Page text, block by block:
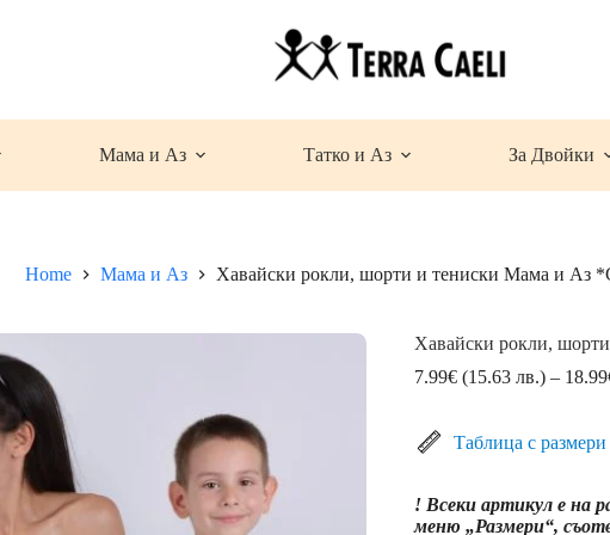
Мама и Аз Татко и Аз За Двойки
Home Мама и Аз Хавайски рокли, шорти и тениски Мама и Аз
Хавайски рокли,
7.99€(15.63 лв.) – 18.99
Таблица с размери
! Всеки артикул е на
меню „Размери“,